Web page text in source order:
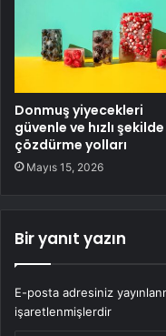
Donmuş yiyecekleri
güvenle ve hızlı şekilde
çözdürme yolları
Mayıs 15, 2026
Bir yanıt yazın
E-posta adresiniz
işaretlenmişlerdir